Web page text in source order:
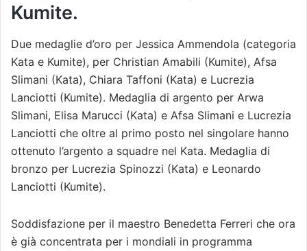
Kumite.
Due medaglie d’oro per Jessica Ammendola (categoria
Kata e Kumite), per Christian Amabili (Kumite), Afsa
Slimani (Kata), Chiara Taffoni (Kata) e Lucrezia
Lanciotti (Kumite). Medaglia di argento per Arwa
Slimani, Elisa Marucci (Kata) e Afsa Slimani e Lucrezia
Lanciotti che oltre al primo posto nel singolare hanno
ottenuto l’argento a squadre nel Kata. Medaglia di
bronzo per Lucrezia Spinozzi (Kata) e Leonardo
Lanciotti (Kumite).
Soddisfazione per il maestro Benedetta Ferreri che ora
è già concentrata per i mondiali in programma